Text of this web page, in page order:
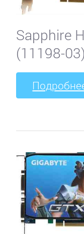
Sapphire
(11198-03)